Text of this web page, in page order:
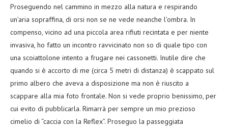
Proseguendo nel cammino in mezzo alla natura e respirando
un’aria sopraffina, di orsi non se ne vede neanche l’ombra. In
compenso, vicino ad una piccola area rifiuti recintata e per niente
invasiva, ho fatto un incontro ravvicinato non so di quale tipo con
una scoiattolone intento a frugare nei cassonetti. Inutile dire che
quando si è accorto di me (circa 5 metri di distanza) è scappato sul
primo albero che aveva a disposizione ma non è riuscito a
scappare alla mia foto frontale. Non si vede proprio benissimo, per
cui evito di pubblicarla. Rimarrà per sempre un mio prezioso
cimelio di “caccia con la Reflex”. Proseguo la passeggiata